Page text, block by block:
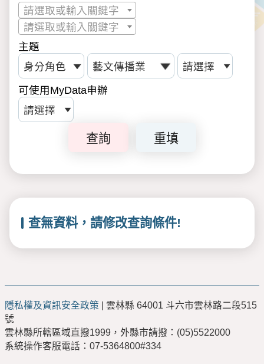
請選取或輸入關鍵字
請選取或輸入關鍵字
主題
可使用MyData申辦
查詢 重填
查無資料，請修改查詢條件!
隱私權及資訊安全政策 | 雲林縣 64001 斗六市雲林路二段515
號
雲林縣所轄區域直撥1999，外縣市請撥：(05)5522000
系統操作客服電話：07-5364800#334